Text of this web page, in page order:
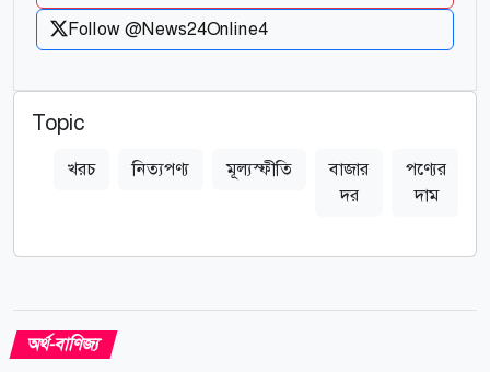
Follow @News24Online4
Topic
খরচ নিত্যপণ্য মূল্যস্ফীতি
বাজার
দর
পণ্যের
দাম
অর্থ-বাণিজ্য